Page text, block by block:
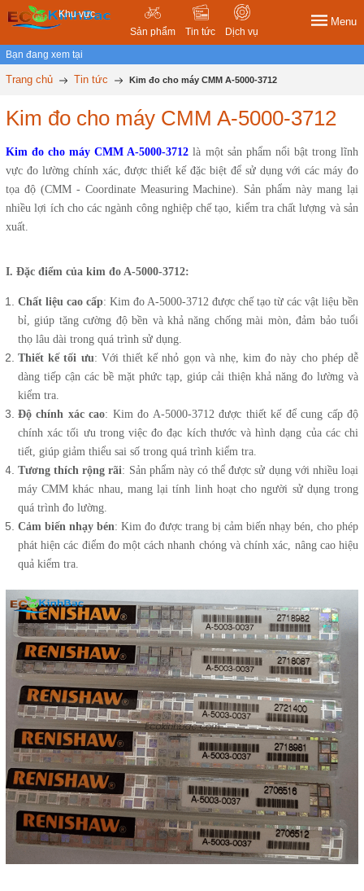
Khu vực
Sản phẩm
Tin tức Dịch vụ
Menu
Bạn đang xem tại
Trang chủ Tin tức Kim đo cho máy CMM A-5000-3712
Kim đo cho máy CMM A-5000-3712
Kim đo cho máy CMM A-5000-3712 là một sản phẩm nổi bật trong lĩnh
vực đo lường chính xác, được thiết kế đặc biệt để sử dụng với các máy đo
tọa độ (CMM - Coordinate Measuring Machine). Sản phẩm này mang lại
nhiều lợi ích cho các ngành công nghiệp chế tạo, kiểm tra chất lượng và sản
xuất.
I. Đặc điểm của kim đo A-5000-3712:
Chất liệu cao cấp: Kim đo A-5000-3712 được chế tạo từ các vật liệu bền
bỉ, giúp tăng cường độ bền và khả năng chống mài mòn, đảm bảo tuổi
thọ lâu dài trong quá trình sử dụng.
Thiết kế tối ưu: Với thiết kế nhỏ gọn và nhẹ, kim đo này cho phép dễ
dàng tiếp cận các bề mặt phức tạp, giúp cải thiện khả năng đo lường và
kiểm tra.
Độ chính xác cao: Kim đo A-5000-3712 được thiết kế để cung cấp độ
chính xác tối ưu trong việc đo đạc kích thước và hình dạng của các chi
tiết, giúp giảm thiểu sai số trong quá trình kiểm tra.
Tương thích rộng rãi: Sản phẩm này có thể được sử dụng với nhiều loại
máy CMM khác nhau, mang lại tính linh hoạt cho người sử dụng trong
quá trình đo lường.
Cảm biến nhạy bén: Kim đo được trang bị cảm biến nhạy bén, cho phép
phát hiện các điểm đo một cách nhanh chóng và chính xác, nâng cao hiệu
quả kiểm tra.